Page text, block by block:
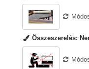
Összeszerelés: